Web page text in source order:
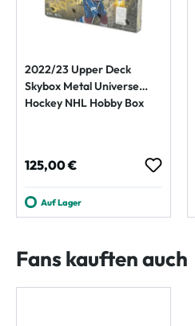
2022/23 Upper Deck
Skybox Metal Universe
Hockey NHL Hobby Box
Regulärer Preis:
125,00 €
Auf Lager
Fans kauften auch